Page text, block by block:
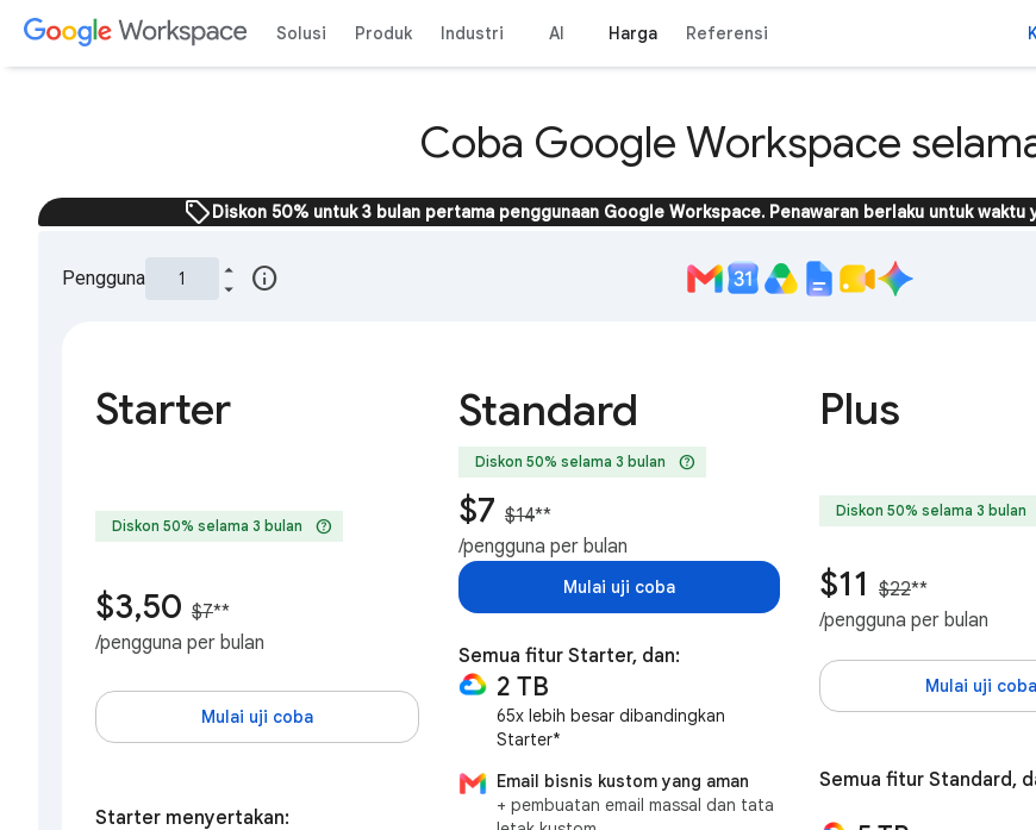
Solusi Produk Industri AI Harga Referensi
Coba Google Workspace
sellDiskon 50% untuk 3 bulan pertama penggunaan Google Workspace. Penawaran berlaku untuk waktu
Pengguna info
Starter
Diskon 50% selama 3 bulan help
$3,50 $7**
/pengguna per bulan
Mulai uji coba
Starter menyertakan:
Standard
Diskon 50% selama 3 bulan help
$7 $14**
/pengguna per bulan
Mulai uji coba
Semua fitur Starter, dan:
2 TB
65x lebih besar dibandingkan
Starter*
Email bisnis kustom yang aman
+ pembuatan email massal dan tata
Plus
Diskon 50% selama 3 bulan
$11 $22**
/pengguna per bulan
Mulai uji coba
Semua fitur Standard,